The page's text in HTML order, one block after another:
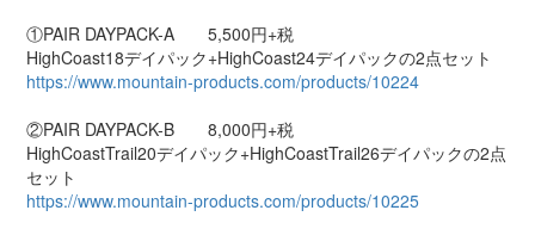
①PAIR DAYPACK-A 5,500円+税
HighCoast18デイパック+HighCoast24デイパックの2点セット
https://www.mountain-products.com/products/10224
②PAIR DAYPACK-B 8,000円+税
HighCoastTrail20デイパック+HighCoastTrail26デイパックの2点
セット
https://www.mountain-products.com/products/10225